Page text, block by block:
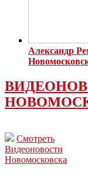
Александр
Смотреть
Видеоновости
Новомосковска